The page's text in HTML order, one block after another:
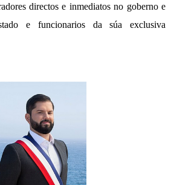
directos e inmediatos no goberno e
e funcionarios da súa exclusiva